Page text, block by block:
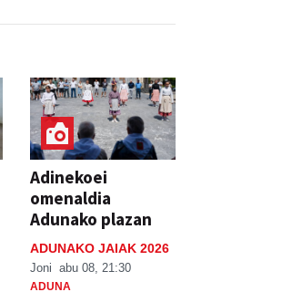
Adinekoei
omenaldia
Adunako plazan
ADUNAKO JAIAK 2026
Joni abu 08, 21:30
ADUNA